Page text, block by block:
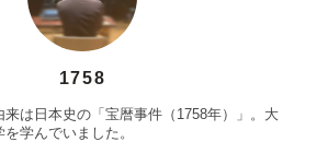
1758
来は日本史の「宝暦事件（1758年）」。大
学んでいました。